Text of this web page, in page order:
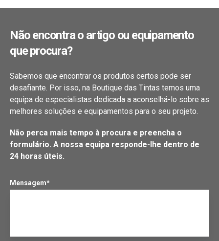
Não encontra o artigo ou equipamento
que procura?
Sabemos que encontrar os produtos certos pode ser
desafiante. Por isso, na Boutique das Tintas temos uma
equipa de especialistas dedicada a aconselhá-lo sobre as
melhores soluções e equipamentos para o seu projeto.
Não perca mais tempo à procura e preencha o
formulário. A nossa equipa responde-lhe dentro de
24 horas úteis.
Mensagem*